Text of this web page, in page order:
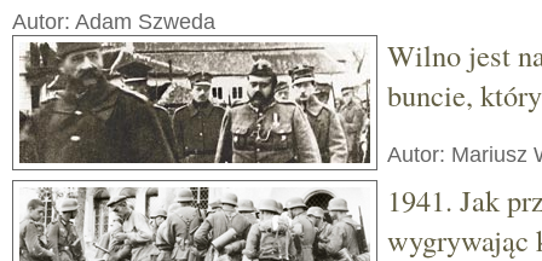
Autor: Adam Szweda
Wilno jest
buncie,
Autor: Mariusz
1941. Jak
wygrywając